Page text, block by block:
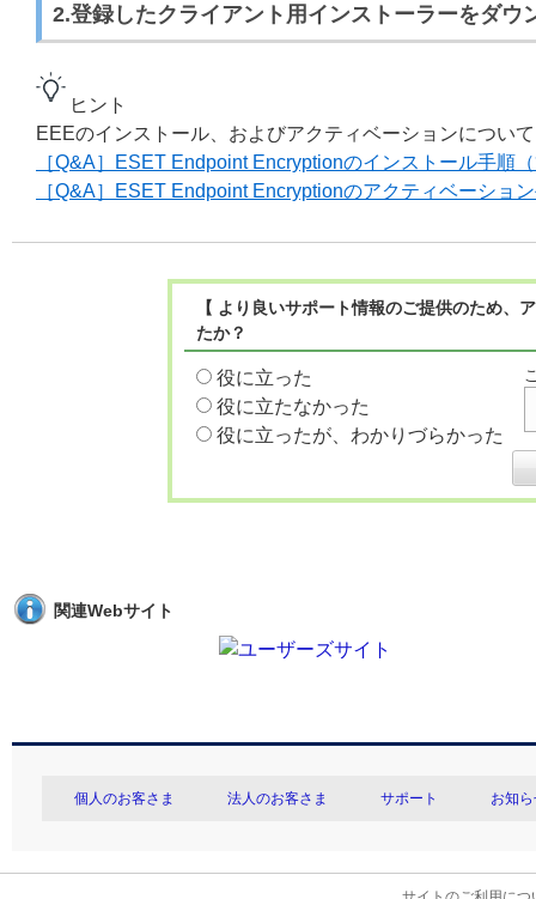
2.登録したクライアント用インストーラーをダウ
ヒント
EEEのインストール、およびアクティベーションについ
［Q&A］ESET Endpoint Encryptionのインストール手順
［Q&A］ESET Endpoint Encryptionのアクティベーショ
【 より良いサポート情報のご提供のため
たか？
役に立った
役に立たなかった
役に立ったが、わかりづらかった
関連Webサイト
個人のお客さま 法人のお客さま サポート お知